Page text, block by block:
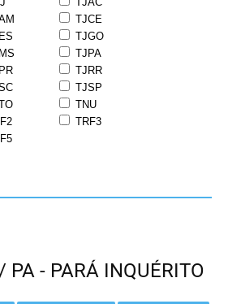
TJCE
TJGO
TJPA
TJRR
TJSP
TNU
TRF3
PA - PARÁ INQUÉRITO